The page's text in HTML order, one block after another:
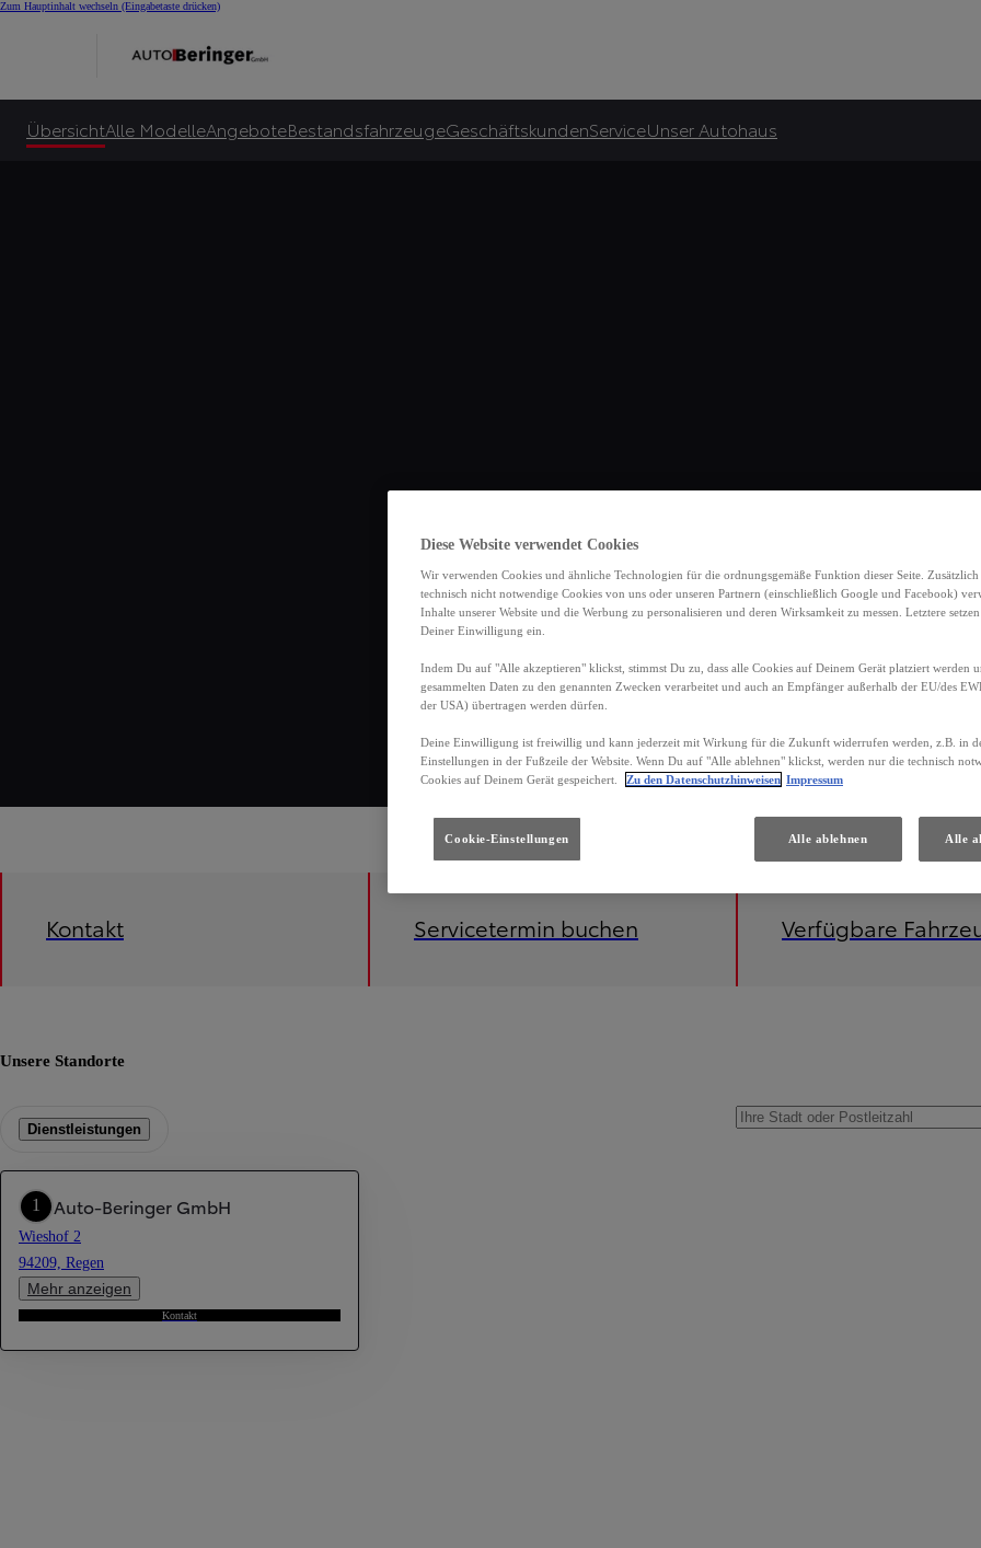
Zum Hauptinhalt wechseln (Eingabetaste drücken)
ÜbersichtAlle ModelleAngeboteBestandsfahrzeugeGeschäftskundenServiceUnser Autohaus
Kontakt Servicetermin buchen Verfügbare
Unsere Standorte
Dienstleistungen
1 Auto-Beringer GmbH
Wieshof 2
94209, Regen
Mehr anzeigen
Kontakt
Diese Website verwendet Cookies
Wir verwenden Cookies und ähnliche Technologien für die ordnungsgemäße Funktion dieser Seite. Zusätzlich
technisch nicht notwendige Cookies von uns oder unseren Partnern (einschließlich Google und Facebook)
Inhalte unserer Website und die Werbung zu personalisieren und deren Wirksamkeit zu messen. Letztere
Deiner Einwilligung ein.
Indem Du auf "Alle akzeptieren" klickst, stimmst Du zu, dass alle Cookies auf Deinem Gerät platziert werden
gesammelten Daten zu den genannten Zwecken verarbeitet und auch an Empfänger außerhalb der EU/des
der USA) übertragen werden dürfen.
Deine Einwilligung ist freiwillig und kann jederzeit mit Wirkung für die Zukunft widerrufen werden, z.B. in
Einstellungen in der Fußzeile der Website. Wenn Du auf "Alle ablehnen" klickst, werden nur die technisch
Cookies auf Deinem Gerät gespeichert.
Zu den Datenschutzhinweisen Impressum
Cookie-Einstellungen Alle ablehnen Alle